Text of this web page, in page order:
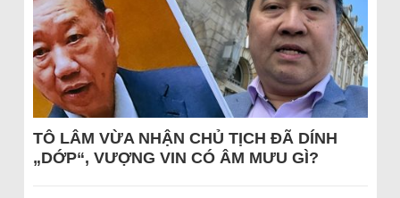
TÔ LÂM VỪA NHẬN CHỦ TỊCH ĐÃ DÍNH
„DỚP“, VƯỢNG VIN CÓ ÂM MƯU GÌ?